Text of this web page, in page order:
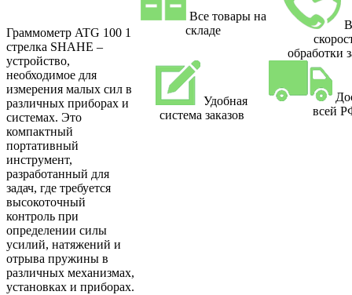
Граммометр ATG 100 1
стрелка SHAHE –
устройство,
необходимое для
измерения малых сил в
различных приборах и
системах. Это
компактный
портативный
инструмент,
разработанный для
задач, где требуется
высокоточный
контроль при
определении силы
усилий, натяжений и
отрыва пружины в
различных механизмах,
установках и приборах.
Все товары на
складе
обработки
Удобная
система заказов
всей